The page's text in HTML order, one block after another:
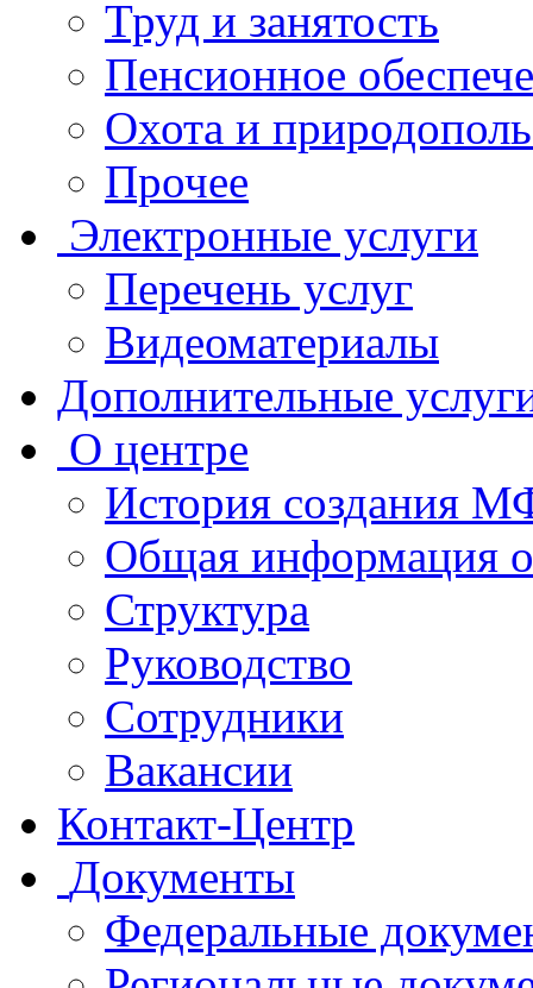
Труд и занятость
Пенсионное
Охота и
Прочее
Электронные услуги
Перечень услуг
Видеоматериалы
Дополнительные
О центре
История создания
Общая
Структура
Руководство
Сотрудники
Вакансии
Контакт-Центр
Документы
Федеральные